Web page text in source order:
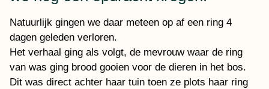
Natuurlijk gingen we daar meteen op af een ring 4
dagen geleden verloren.
Het verhaal ging als volgt, de mevrouw waar de ring
van was ging brood gooien voor de dieren in het bos.
Dit was direct achter haar tuin toen ze plots haar ring